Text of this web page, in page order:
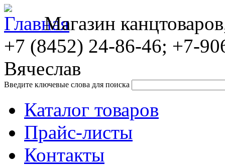
Магазин
+7 (8452) 24-86-46; +7-
Вячеслав
Введите ключевые слова для поиска
Каталог товаров
Прайс-листы
Контакты